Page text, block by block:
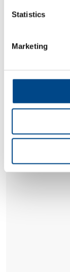
Statistics
Marketing